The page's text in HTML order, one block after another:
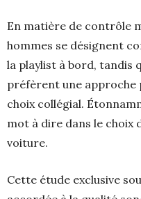
En matière de contrôle
hommes se désignent
la playlist à bord, tandis
préfèrent une approche
choix collégial.
mot à dire dans le choix
voiture.
Cette étude exclusive